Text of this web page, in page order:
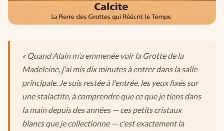
« Quand Alain m'a emmenée voir la Grotte de la
Madeleine, j'ai mis dix minutes à entrer dans la salle
principale. Je suis restée à l'entrée, les yeux fixés sur
une stalactite, à comprendre que ce que je tiens dans
la main depuis des années — ces petits cristaux
blancs que je collectionne — c'est exactement la